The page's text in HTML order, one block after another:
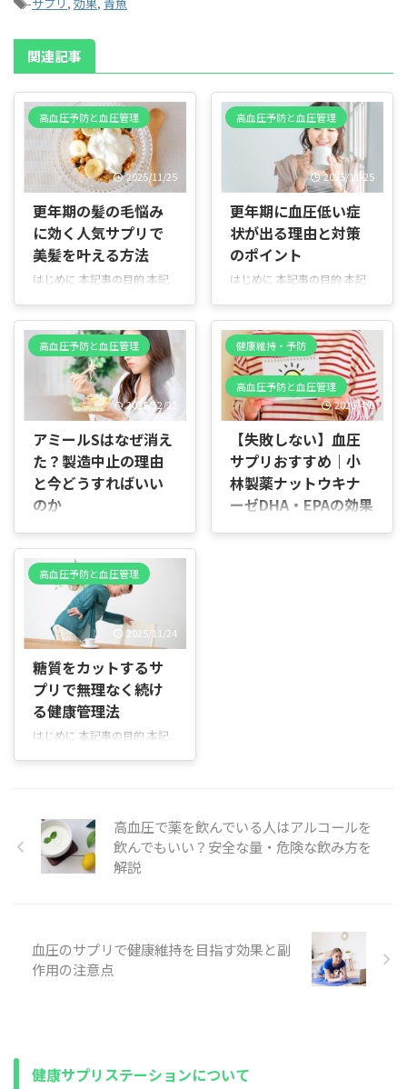
関連記事
高血圧予防と血圧管理
2025/11/25
更年期の髪の毛悩み
に効く人気サプリで
美髪を叶える方法
はじめに 本記事の目的 本記
質の変化）に対し、サプリメ
ントを含む対策や改善方法を
やさしく分かりやすく解説す
ることを目的としています。
医学用語はできるだけ噛みく
だき、実践しやすい情報をお
伝えします。 どなた向けか
更年期に入り髪の変化を感じ
ている方 生活習慣の見直しや
栄養でケアしたい方 サプリメ
ントの選び方を知りたい方 本
記事で分かること 第2章以降
で、髪トラブルの原因、必要
な栄養素、女性ホルモンに働
きかける成分、実際に選ばれ
ているサプリ、選び方のポイ
ント ...
高血圧予防と血圧管理
2025/11/25
更年期に血圧低い症
状が出る理由と対策
のポイント
はじめに 本記事の目的 本記
かりやすく解説します。更年
期は女性ホルモンの変化で体
の調子が変わりやすく、血圧
が不安定になることがありま
す。めまいや立ちくらみなど
身近な症状に焦点を当て、原
因や対策、受診の目安をお伝
えします。 読んでほしい方
更年期の不調が気になる方 め
まいや疲れが続く方 家族の健
康を心配する方 本記事で扱う
内容 更年期と血圧の関係 低
高血圧予防と血圧管理
2025/12/22
アミールSはなぜ消え
た？製造中止の理由
と今どうすればいい
のか
ミールSは品質や効果の問題
で消えたのではなく、後継商
品の投入により役割を終えた
ため、今から探すより現行品
に切り替えるのが正解です。
現在は味や飲みやすさを改善
販売されており、健康管理を
続けるならそちらを選ぶべき
です。 アミールSは血圧対策
飲料として一定の支持を集め
刷新の流れの中で販売が終了
毎日続けやすい設計へと移行
しています。 その結果、店頭
や通販からアミールSは姿を
消し、 ...
健康維持・予防
高血圧予防と血圧管理
2026/4/6
【失敗しない】血圧
サプリおすすめ｜小
林製薬ナットウキナ
ーゼDHA・EPAの効果
などを組み合わせ、血流や血
圧を意識した設計になってい
る点が特徴です。 1日2粒の
高血圧予防と血圧管理
2025/11/24
糖質をカットするサ
プリで無理なく続け
る健康管理法
はじめに 本記事の目的 本記
すのか、期待できる効果や代
表的な成分、正しい飲み方や
注意点まで、日常ですぐ役立
ど）の吸収を抑えたり、血糖
値の上昇を穏やかにするため
ます。脂質の吸 ...
高血圧で薬を飲んでいる人はアルコールを
飲んでもいい？安全な量・危険な飲み方を
解説
血圧のサプリで健康維持を目指す効果と副
作用の注意点
健康サプリステーションについて